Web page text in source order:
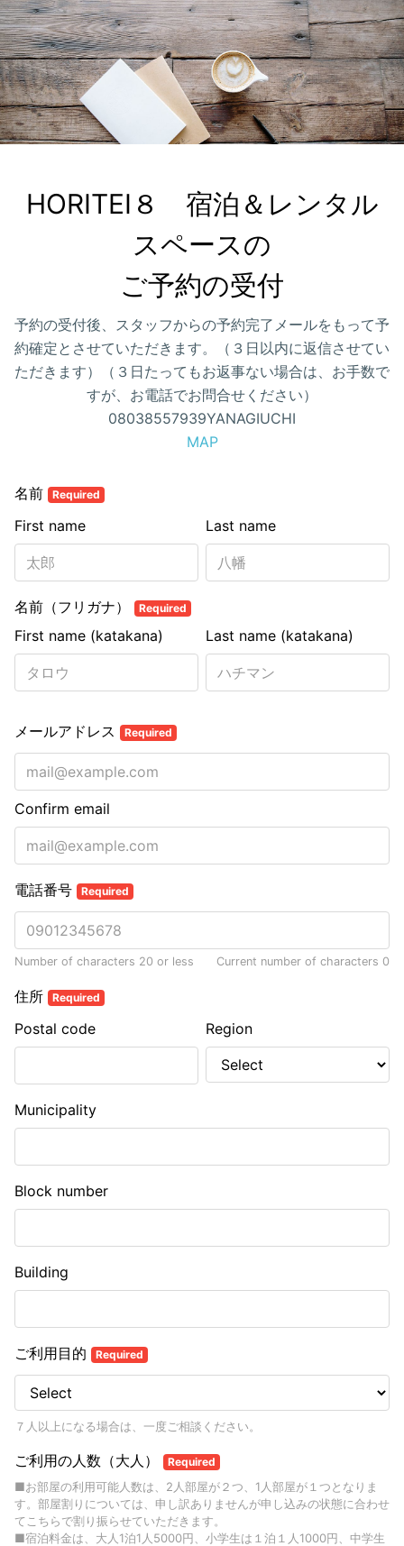
HORITEI８　宿泊＆レンタル
スペースの
ご予約の受付
予約の受付後、スタッフからの予約完了メールをもって予
約確定とさせていただきます。（３日以内に返信させてい
ただきます）（３日たってもお返事ない場合は、お手数で
すが、お電話でお問合せください）
08038557939YANAGIUCHI
MAP
名前 Required
Last name
First name
名前（フリガナ） Required
Last name (katakana)
First name (katakana)
メールアドレス Required
Confirm email
電話番号 Required
Number of characters 20 or less Current number of characters 0
住所 Required
Postal code Region
Municipality
Block number
Building
ご利用目的 Required
７人以上になる場合は、一度ご相談ください。
ご利用の人数（大人） Required
■お部屋の利用可能人数は、2人部屋が２つ、1人部屋が１つとなりま
す。部屋割りについては、申し訳ありませんが申し込みの状態に合わせ
てこちらで割り振らせていただきます。
■宿泊料金は、大人1泊1人5000円、小学生は１泊１人1000円、中学生